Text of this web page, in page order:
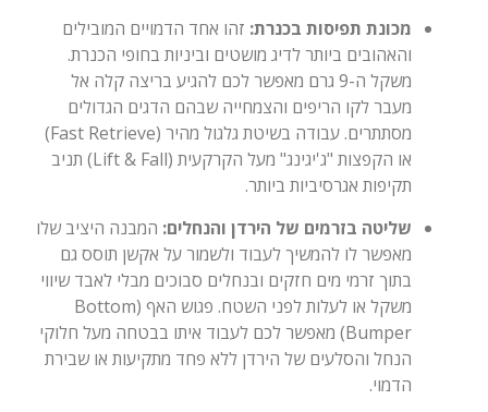
מכונת תפיסות בכנרת: זהו אחד הדמויים המובילים
והאהובים ביותר לדיג מושטים וביניות בחופי הכנרת.
משקל ה-9 גרם מאפשר לכם להגיע בריצה קלה אל
מעבר לקו הריפים והצמחייה שבהם הדגים הגדולים
מסתתרים. עבודה בשיטת גלגול מהיר (Fast Retrieve)
או הקפצות "ג'יגינג" מעל הקרקעית (Lift & Fall) תניב
תקיפות אגרסיביות ביותר.
שליטה בזרמים של הירדן והנחלים: המבנה היציב שלו
מאפשר לו להמשיך לעבוד ולשמור על אקשן תוסס גם
בתוך זרמי מים חזקים ובנחלים סבוכים מבלי לאבד שיווי
משקל או לעלות לפני השטח. פגוש האף (Bottom
Bumper) מאפשר לכם לעבוד איתו בבטחה מעל חלוקי
הנחל והסלעים של הירדן ללא פחד מתקיעות או שבירת
הדמוי.